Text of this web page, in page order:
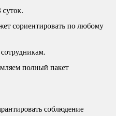
сориентировать по любому
полный пакет
соблюдение